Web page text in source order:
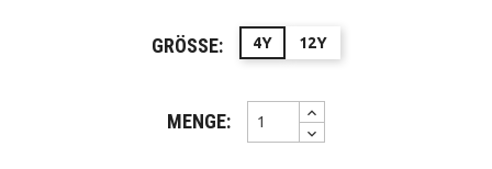
GRÖSSE: 4Y 12Y
MENGE: